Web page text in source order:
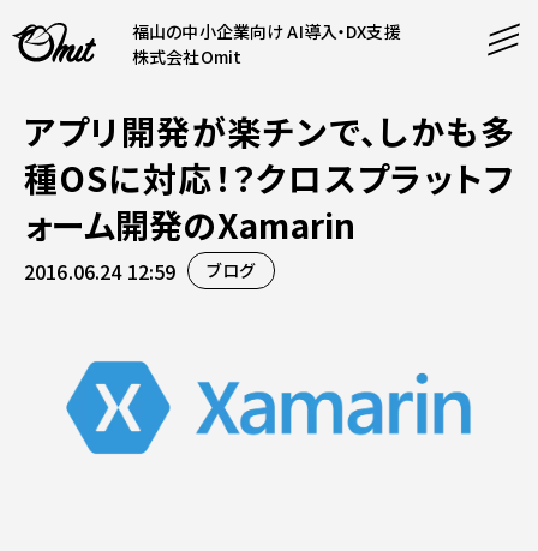
福山の中小企業向け AI導入・DX支援
株式会社Omit
SERVICE
事業内容
AI導入支援
システム開発
CONTENT
制作実績
料金表
COMPANY
企業案内
会社概要
アプリ開発が楽チンで、しかも多
種OSに対応！？クロスプラットフ
ォーム開発のXamarin
2016.06.24 12:59 ブログ